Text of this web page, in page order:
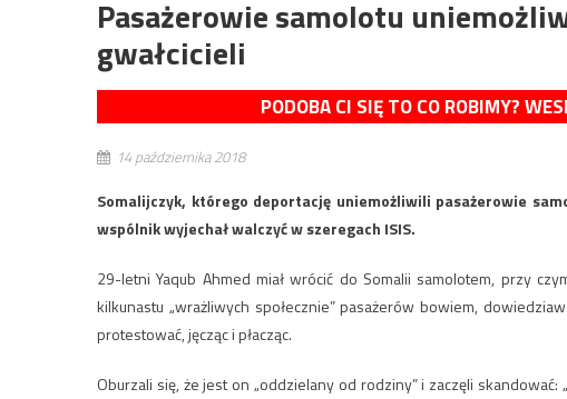
Pasażerowie samolotu
gwałcicieli
PODOBA CI SIĘ TO CO ROBIMY?
14 października 2018
Somalijczyk, którego deportację uniemożliwili pasażerowie
wspólnik wyjechał walczyć w szeregach ISIS.
29-letni Yaqub Ahmed miał wrócić do Somalii samolotem, przy
kilkunastu „wrażliwych społecznie” pasażerów bowiem,
protestować, jęcząc i płacząc.
Oburzali się, że jest on „oddzielany od rodziny” i zaczęli